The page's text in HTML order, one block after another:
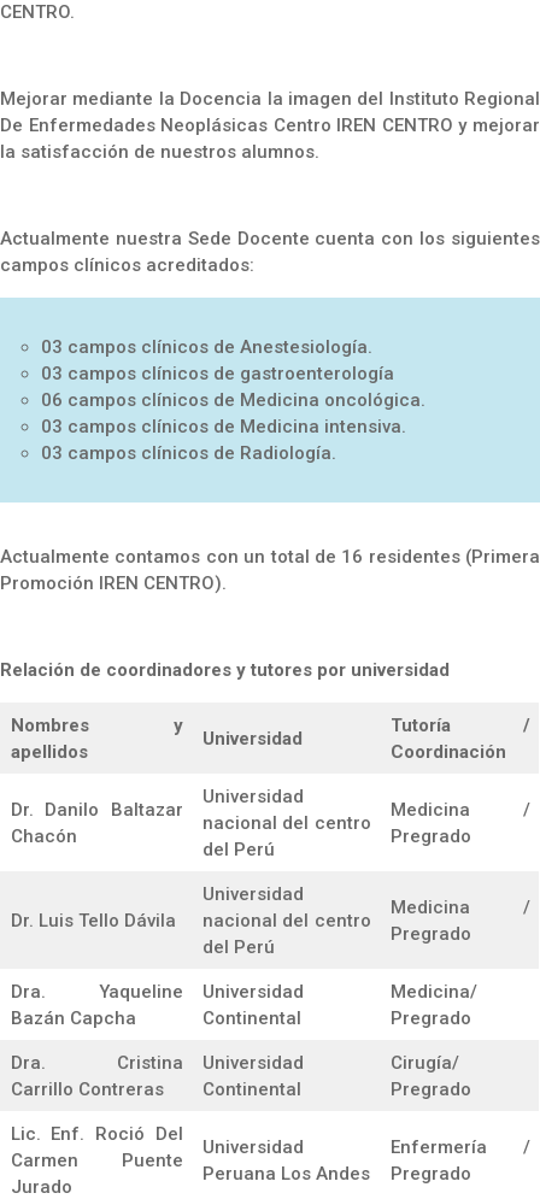
CENTRO.
Mejorar mediante la Docencia la imagen del Instituto Regional
De Enfermedades Neoplásicas Centro IREN CENTRO y mejorar
la satisfacción de nuestros alumnos.
Actualmente nuestra Sede Docente cuenta con los siguientes
campos clínicos acreditados:
03 campos clínicos de Anestesiología.
03 campos clínicos de gastroenterología
06 campos clínicos de Medicina oncológica.
03 campos clínicos de Medicina intensiva.
03 campos clínicos de Radiología.
Actualmente contamos con un total de 16 residentes (Primera
Promoción IREN CENTRO).
Relación de coordinadores y tutores por universidad
Nombres y
apellidos
Universidad
Tutoría /
Coordinación
Dr. Danilo Baltazar
Chacón
Universidad
nacional del centro
del Perú
Medicina /
Pregrado
Dr. Luis Tello Dávila
Universidad
nacional del centro
del Perú
Medicina /
Pregrado
Dra. Yaqueline
Bazán Capcha
Universidad
Continental
Medicina/
Pregrado
Dra. Cristina
Carrillo Contreras
Universidad
Continental
Cirugía/
Pregrado
Lic. Enf. Roció Del
Carmen Puente
Jurado
Universidad
Peruana Los Andes
Enfermería /
Pregrado